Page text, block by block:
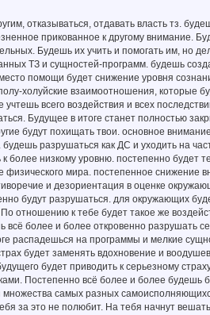
отказываться, отдавать власть тз.
прикованное к другому внимание.
Будешь их учить и помогать им, но
ТЗ и сущностей-программ. будешь
помощи будет снижение уровня
холуйские взаимоотношения, которые
учтешь всего воздействия и всех
Будущее в итоге станет полностью
будут похищать твои. основное
будешь разрушаться как ДС и уходить на
к более низкому уровню. постепенно
физического мира. постепенное снижение
и дезориентация в оценке
будут разрушаться. для окружающих
отношению к тебе будет такое же
всё более и более откровенно разрушать
распадешься на программы и мелкие
будет заменять вдохновение и
будет приводить к серьезному
Постепенно всё более и более будешь
множества самых разных
за это не полюбит. На тебя начнут